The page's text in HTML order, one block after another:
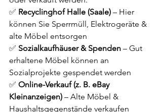
✅ Recyclinghof Halle (Saale) – Hier
können Sie Sperrmüll, Elektrogeräte &
alte Möbel entsorgen
✅ Sozialkaufhäuser & Spenden – Gut
erhaltene Möbel können an
Sozialprojekte gespendet werden
✅ Online-Verkauf (z. B. eBay
Kleinanzeigen) – Alte Möbel &
Haushaltsgegenstände verkaufen